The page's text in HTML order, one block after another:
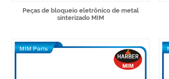
Peças de bloqueio eletrônico de metal
sinterizado MIM